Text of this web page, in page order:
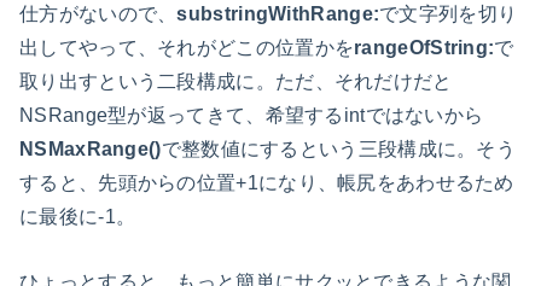
仕方がないので、substringWithRange:で文字列を切り
出してやって、それがどこの位置かをrangeOfString:で
取り出すという二段構成に。ただ、それだけだと
NSRange型が返ってきて、希望するintではないから
NSMaxRange()で整数値にするという三段構成に。そう
すると、先頭からの位置+1になり、帳尻をあわせるため
に最後に-1。
ひょっとすると、もっと簡単にサクッとできるような関